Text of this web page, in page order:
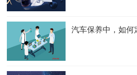
汽车保养中，如何